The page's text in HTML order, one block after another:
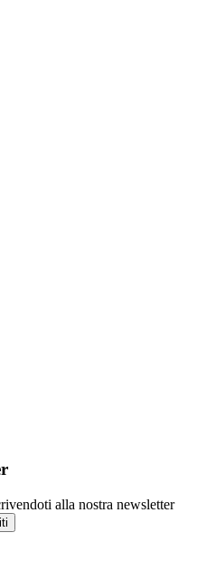
alla nostra newsletter